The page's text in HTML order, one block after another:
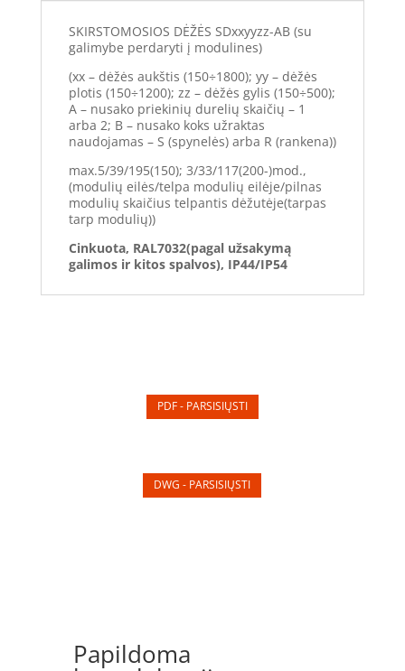
SKIRSTOMOSIOS DĖŽĖS SDxxyyzz-AB (su
galimybe perdaryti į modulines)
(xx – dėžės aukštis (150÷1800); yy – dėžės
plotis (150÷1200); zz – dėžės gylis (150÷500);
A – nusako priekinių durelių skaičių – 1
arba 2; B – nusako koks užraktas
naudojamas – S (spynelės) arba R (rankena))
max.5/39/195(150); 3/33/117(200-)mod.,
(modulių eilės/telpa modulių eilėje/pilnas
modulių skaičius telpantis dėžutėje(tarpas
tarp modulių))
Cinkuota, RAL7032(pagal užsakymą
galimos ir kitos spalvos), IP44/IP54
PDF - PARSISIŲSTI
DWG - PARSISIŲSTI
Papildoma